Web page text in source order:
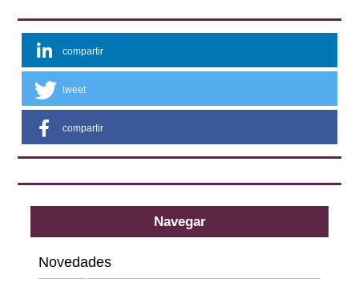
compartir
tweet
compartir
Navegar
Novedades
Categorías